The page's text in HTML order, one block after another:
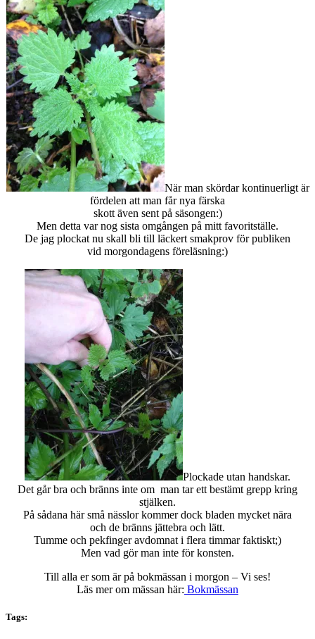
När man skördar kontinuerligt är
fördelen att man får nya färska
skott även sent på säsongen:)
Men detta var nog sista omgången på mitt favoritställe.
De jag plockat nu skall bli till läckert smakprov för publiken
vid morgondagens föreläsning:)
Plockade utan handskar.
Det går bra och bränns inte om man tar ett bestämt grepp kring
stjälken.
På sådana här små nässlor kommer dock bladen mycket nära
och de bränns jättebra och lätt.
Tumme och pekfinger avdomnat i flera timmar faktiskt;)
Men vad gör man inte för konsten.
Till alla er som är på bokmässan i morgon – Vi ses!
Läs mer om mässan här: Bokmässan
Tags: